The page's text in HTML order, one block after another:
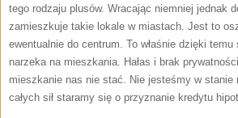
tego rodzaju plusów. Wracając niemniej jednak
zamieszkuje takie lokale w miastach. Jest to
ewentualnie do centrum. To właśnie dzięki
narzeka na mieszkania. Hałas i brak
mieszkanie nas nie stać. Nie jesteśmy w
całych sił staramy się o przyznanie kredytu